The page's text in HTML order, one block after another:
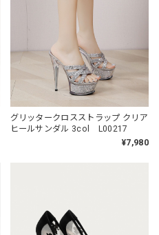
グリッタークロスストラップ クリア
ヒールサンダル 3col L00217
¥7,980